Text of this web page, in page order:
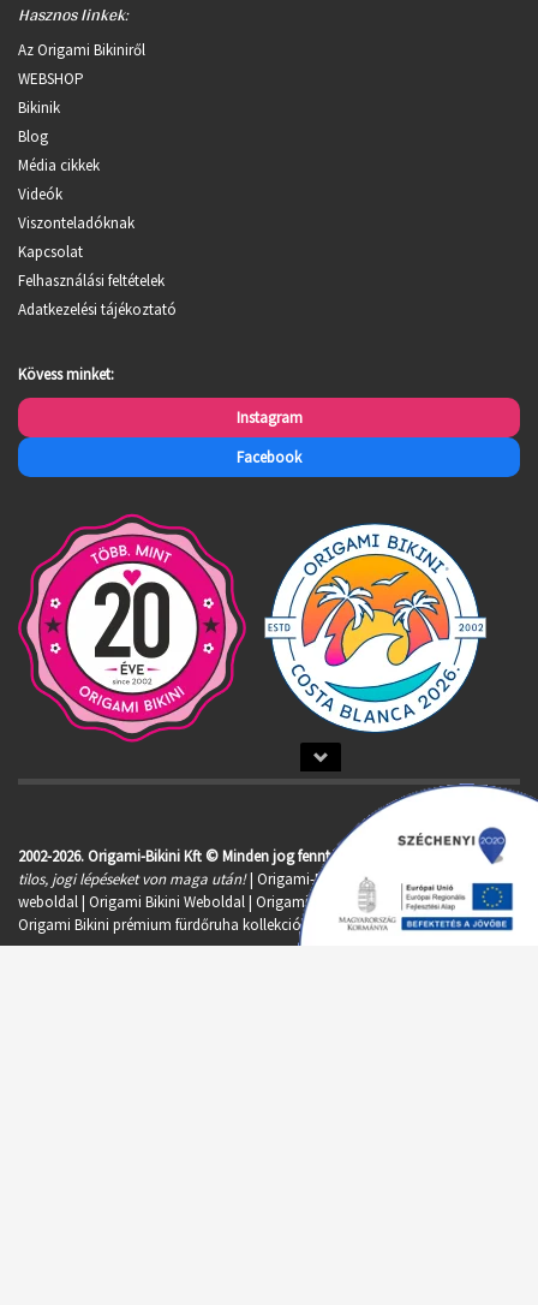
Hasznos linkek:
Az Origami Bikiniről
WEBSHOP
Bikinik
Blog
Média cikkek
Videók
Viszonteladóknak
Kapcsolat
Felhasználási feltételek
Adatkezelési tájékoztató
Kövess minket:
Instagram
Facebook
2002-2026. Origami-Bikini Kft © Minden jog fenntartva
A képek felhasználása
tilos, jogi lépéseket von maga után!| Origami-Bikini Hivatalos Gyártói
weboldal | Origami Bikini Weboldal | Origami fürdőruha | Origami 2026. |
Origami Bikini prémium fürdőruha kollekció 2026.